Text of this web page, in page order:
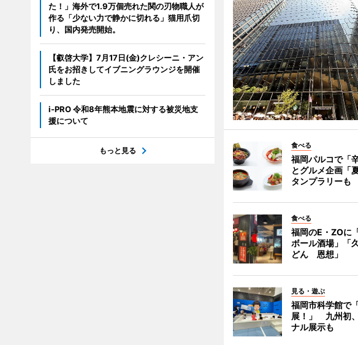
食べる
福岡パルコで「
とグルメ企画「
タンプラリーも
食べる
福岡のE・ZOに
ボール酒場」「
どん 恩想」
見る・遊ぶ
福岡市科学館で
展！」 九州初
ナル展示も
た！」海外で1.9万個売れた関の刃物職人が
作る「少ない力で静かに切れる」猫用爪切
り、国内発売開始。
【叡啓大学】7月17日(金)クレシーニ・アン
氏をお招きしてイブニングラウンジを開催
しました
i-PRO 令和8年熊本地震に対する被災地支
援について
もっと見る